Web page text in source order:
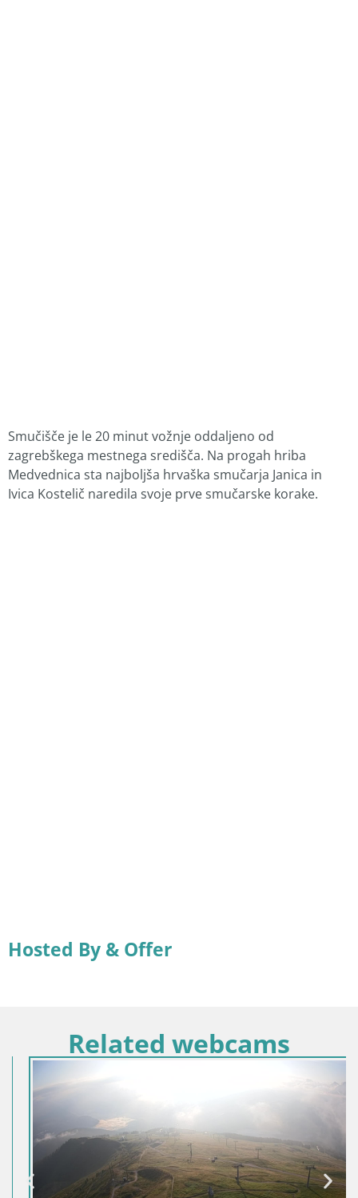
Smučišče je le 20 minut vožnje oddaljeno od
zagrebškega mestnega središča. Na progah hriba
Medvednica sta najboljša hrvaška smučarja Janica in
Ivica Kostelič naredila svoje prve smučarske korake.
Hosted By & Offer
Related webcams